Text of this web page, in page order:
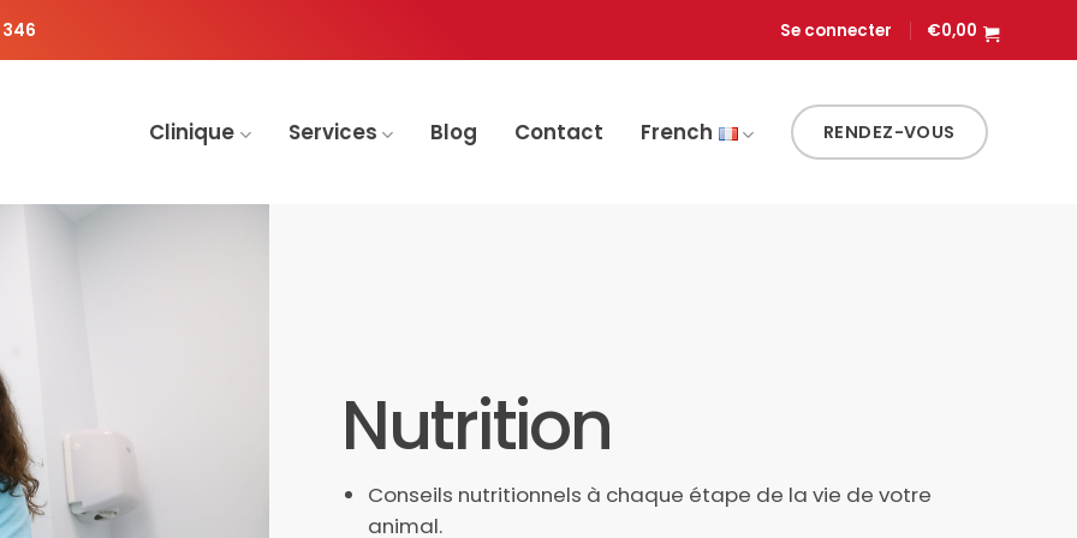
346 Se connecter €0,00
Clinique Services Blog Contact French RENDEZ-VOUS
Nutrition
Conseils nutritionnels à chaque étape de la vie de votre
animal.